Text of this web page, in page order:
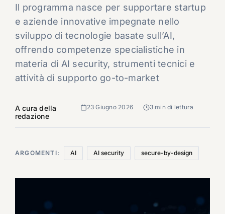
CHI SIAMO
Il programma nasce per supportare startup
e aziende innovative impegnate nello
sviluppo di tecnologie basate sull’AI,
offrendo competenze specialistiche in
materia di AI security, strumenti tecnici e
attività di supporto go-to-market
A cura della
redazione
23 Giugno 2026 3 min di lettura
ARGOMENTI: AI AI security secure-by-design